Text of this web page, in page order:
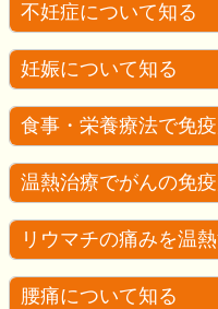
不妊症について知る
妊娠について知る
食事・栄養療法で免
温熱治療でがんの免
リウマチの痛みを温
腰痛について知る